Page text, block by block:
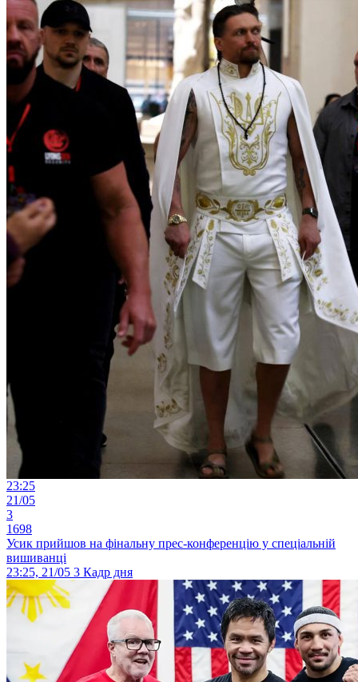
23:25
21/05
3
1698
Усик прийшов на фінальну прес-конференцію у спеціальній
вишиванці
23:25, 21/05 3 Кадр дня